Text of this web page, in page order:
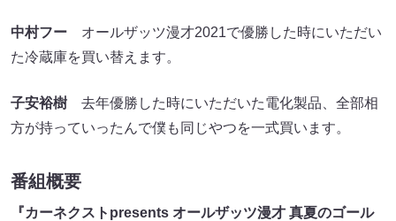
中村フー オールザッツ漫才2021で優勝した時にいただい
た冷蔵庫を買い替えます。
子安裕樹 去年優勝した時にいただいた電化製品、全部相
方が持っていったんで僕も同じやつを一式買います。
番組概要
『カーネクストpresents オールザッツ漫才 真夏のゴール